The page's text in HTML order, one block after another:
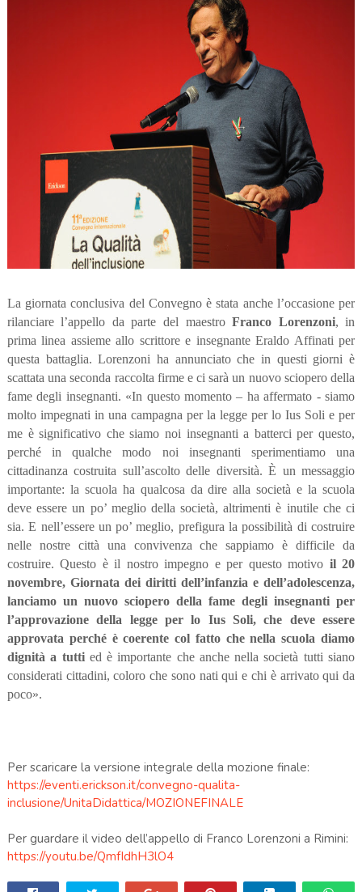
La giornata conclusiva del Convegno è stata anche l’occasione per
rilanciare l’appello da parte del maestroFranco Lorenzoni, in
prima linea assieme allo scrittore e insegnante Eraldo Affinati per
questa battaglia. Lorenzoni ha annunciato che in questi giorni è
scattata una seconda raccolta firme e ci sarà un nuovo sciopero della
fame degli insegnanti. «In questo momento – ha affermato - siamo
molto impegnati in una campagna per la legge per lo Ius Soli e per
me è significativo che siamo noi insegnanti a batterci per questo,
perché in qualche modo noi insegnanti sperimentiamo una
cittadinanza costruita sull’ascolto delle diversità.È un messaggio
importante: la scuola ha qualcosa da dire alla società e la scuola
deve essere un po’ meglio della società, altrimenti è inutile che ci
sia. E nell’essere un po’ meglio, prefigura la possibilità di costruire
nelle nostre città una convivenza che sappiamo è difficile da
costruire. Questo è il nostro impegno e per questo motivo il 20
novembre, Giornata dei diritti dell’infanzia e dell’adolescenza,
lanciamo un nuovo sciopero della fame degli insegnanti per
l’approvazione della legge per lo Ius Soli, che deve essere
approvata perché è coerente col fatto che nella scuola diamo
dignità a tutti ed è importante che anche nella società tutti siano
considerati cittadini, coloro che sono nati qui e chi è arrivato qui da
poco».
Per scaricare la versione integrale della mozione finale:
https://eventi.erickson.it/convegno-qualita-
inclusione/UnitaDidattica/MOZIONEFINALE
Per guardare il video dell’appello di Franco Lorenzoni a Rimini:
https://youtu.be/QmfIdhH3lO4